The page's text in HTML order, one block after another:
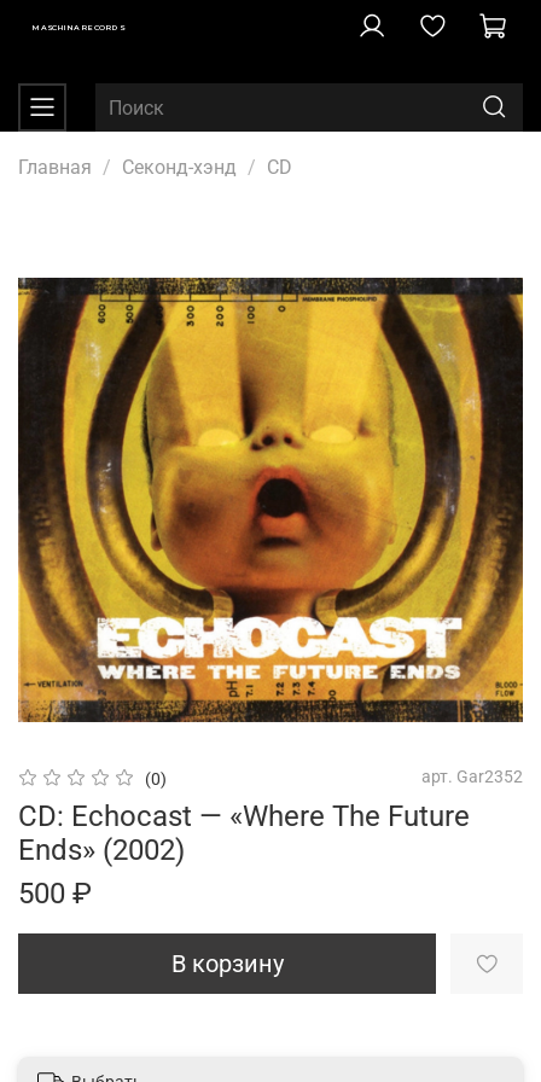
MASCHINA RECORDS
Главная Секонд-хэнд CD
(0) арт. Gar2352
CD: Echocast — «Where The Future
Ends» (2002)
500 ₽
В корзину